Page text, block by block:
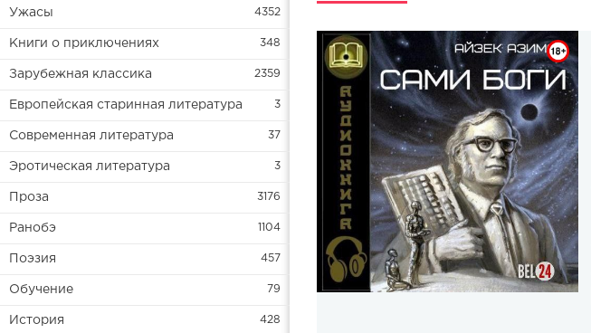
Ужасы 4352
Книги о приключениях 348
Зарубежная классика 2359
Европейская старинная литература 3
Современная литература 37
Эротическая литература 3
Проза 3176
Ранобэ 1104
Поэзия 457
Обучение 79
История 428